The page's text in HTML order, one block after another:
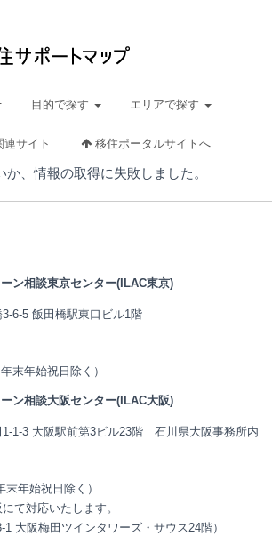
目的で探す エリアで探す
連サイト 移住ポータルサイトへ
か、情報の取得に失敗しました。
ン相談東京センター(ILAC東京)
6-5 飯田橋駅東口ビル1階
末年始祝日除く）
ン相談大阪センター(ILAC大阪)
1-1-3 大阪駅前第3ビル23階 石川県大阪事務所内
年始祝日除く）
て対応いたします。
1 大阪梅田ツインタワーズ・サウス24階）